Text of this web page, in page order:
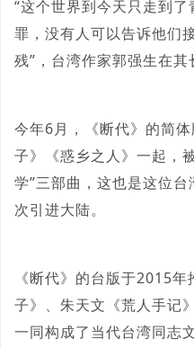
“这个世界到今天只走到
罪，没有人可以告诉他们
残”，台湾作家郭强生在其
今年6月，《断代》的简
子》《惑乡之人》一起，
学”三部曲，这也是这位
次引进大陆。
《断代》的台版于2015
子》、朱天文《荒人手记
一同构成了当代台湾同志